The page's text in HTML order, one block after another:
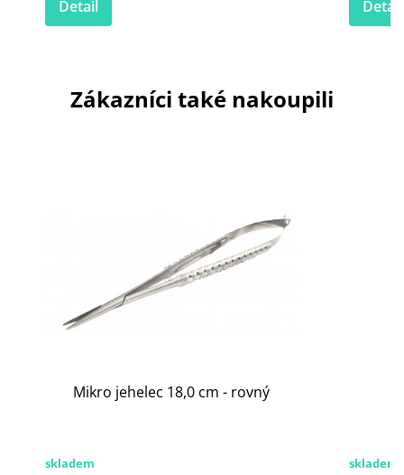
Detail Detail
Zákazníci také nakoupili
Mikro jehelec 18,0 cm - rovný
skladem skladem